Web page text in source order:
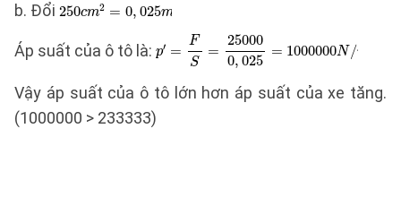
b. Đổi
Áp suất của ô tô là:
Vậy áp suất của ô tô lớn hơn áp suất của xe tăng.
(1000000 > 233333)